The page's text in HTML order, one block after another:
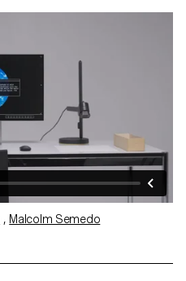
, Malcolm Semedo